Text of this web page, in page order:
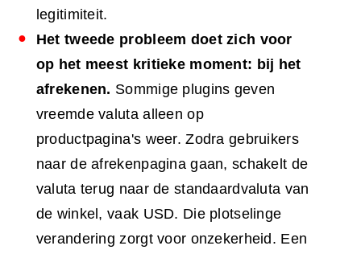
legitimiteit.
Het tweede probleem doet zich voor
op het meest kritieke moment: bij het
afrekenen. Sommige plugins geven
vreemde valuta alleen op
productpagina's weer. Zodra gebruikers
naar de afrekenpagina gaan, schakelt de
valuta terug naar de standaardvaluta van
de winkel, vaak USD. Die plotselinge
verandering zorgt voor onzekerheid. Een